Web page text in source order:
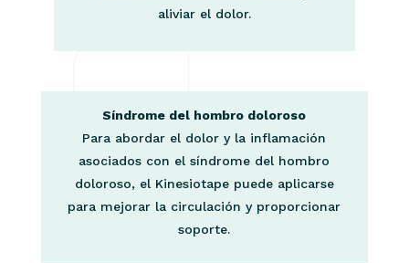
aliviar el dolor.
Síndrome del hombro doloroso
Para abordar el dolor y la inflamación
asociados con el síndrome del hombro
doloroso, el Kinesiotape puede aplicarse
para mejorar la circulación y proporcionar
soporte.